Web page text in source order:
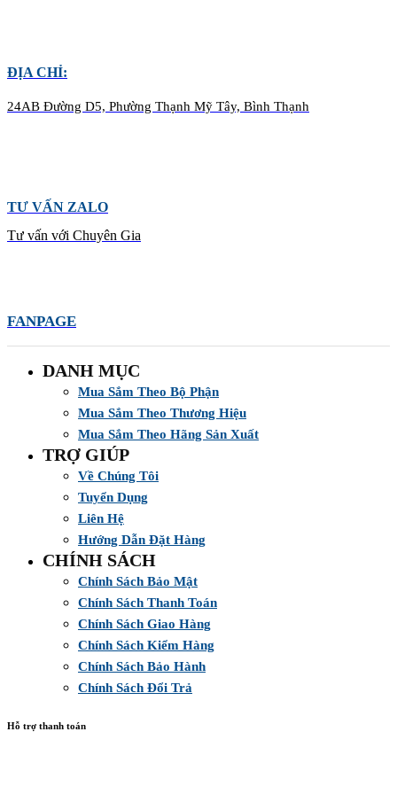
ĐỊA CHỈ:
24AB Đường D5, Phường Thạnh Mỹ Tây, Bình Thạnh
TƯ VẤN ZALO
Tư vấn với Chuyên Gia
FANPAGE
DANH MỤC
Mua Sắm Theo Bộ Phận
Mua Sắm Theo Thương Hiệu
Mua Sắm Theo Hãng Sản Xuất
TRỢ GIÚP
Về Chúng Tôi
Tuyển Dụng
Liên Hệ
Hướng Dẫn Đặt Hàng
CHÍNH SÁCH
Chính Sách Bảo Mật
Chính Sách Thanh Toán
Chính Sách Giao Hàng
Chính Sách Kiểm Hàng
Chính Sách Bảo Hành
Chính Sách Đổi Trả
Hỗ trợ thanh toán